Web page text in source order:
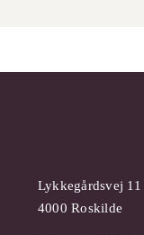
Lykkegårdsvej 11
4000 Roskilde